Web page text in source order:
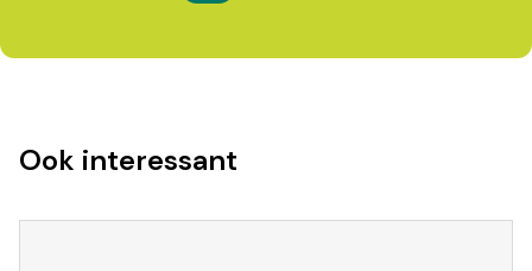
Ook interessant